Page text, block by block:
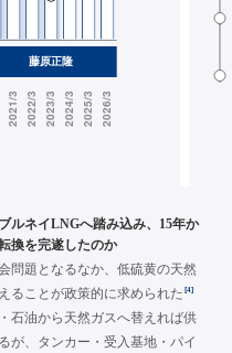
ルネイLNGへ踏み込み、15年か
換を完遂したのか
問題となるなか、低硫黄の天然
ることが政策的に求められた [4]
石油から天然ガスへ替えれば供
が、タンカー・受入基地・パイ